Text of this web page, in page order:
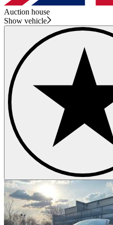
Auction house
Show vehicle